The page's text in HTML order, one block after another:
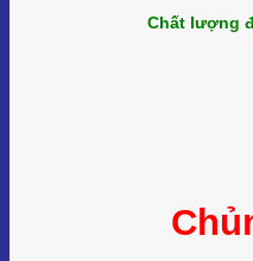
Chất lượng